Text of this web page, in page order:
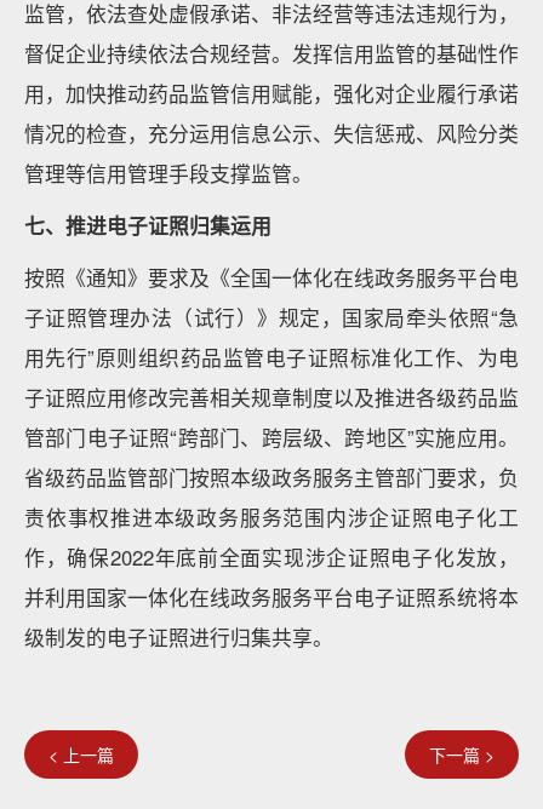
监管，依法查处虚假承诺、非法经营等违法违规行为，
督促企业持续依法合规经营。发挥信用监管的基础性作
用，加快推动药品监管信用赋能，强化对企业履行承诺
情况的检查，充分运用信息公示、失信惩戒、风险分类
管理等信用管理手段支撑监管。
七、推进电子证照归集运用
按照《通知》要求及《全国一体化在线政务服务平台电
子证照管理办法（试行）》规定，国家局牵头依照“急
用先行”原则组织药品监管电子证照标准化工作、为电
子证照应用修改完善相关规章制度以及推进各级药品监
管部门电子证照“跨部门、跨层级、跨地区”实施应用。
省级药品监管部门按照本级政务服务主管部门要求，负
责依事权推进本级政务服务范围内涉企证照电子化工
作，确保2022年底前全面实现涉企证照电子化发放，
并利用国家一体化在线政务服务平台电子证照系统将本
级制发的电子证照进行归集共享。
< 上一篇 下一篇 >